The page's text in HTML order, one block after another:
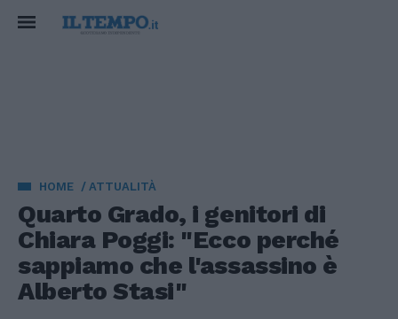
HOME ATTUALITÀ
Quarto Grado, i genitori di
Chiara Poggi: "Ecco perché
sappiamo che l'assassino è
Alberto Stasi"